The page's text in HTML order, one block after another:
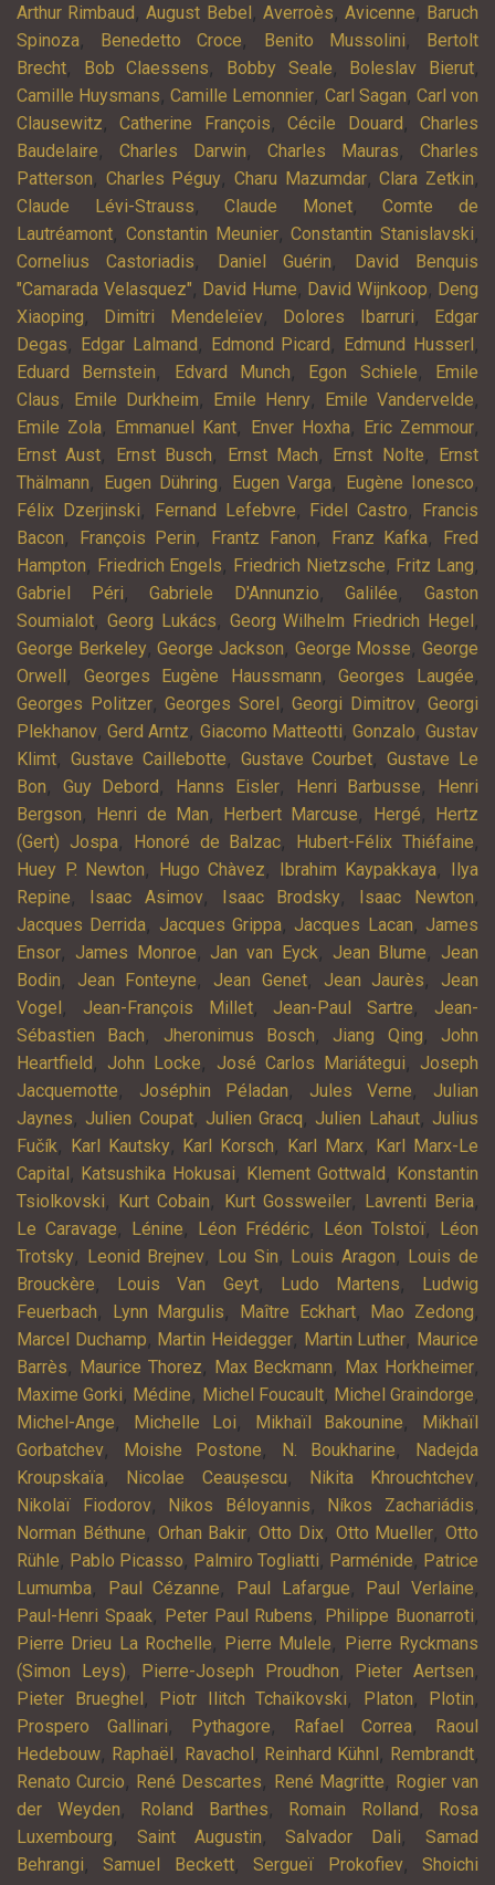
Arthur Rimbaud ,August Bebel , Averroès, Avicenne, Baruch
Spinoza, Benedetto Croce, Benito Mussolini,
Bertolt
Brecht, Bob Claessens, Bobby Seale, Boleslav Bierut,
Camille Huysmans,Camille Lemonnier, Carl Sagan, Carl von
Clausewitz,Catherine François,Cécile Douard ,Charles
Baudelaire, Charles Darwin, Charles Mauras, Charles
Patterson, Charles Péguy,Charu Mazumdar,Clara Zetkin,
Claude Lévi-Strauss,Claude Monet,Comte de
Lautréamont, Constantin Meunier,Constantin Stanislavski,
Cornelius Castoriadis, Daniel Guérin,
David Benquis
"Camarada Velasquez", David Hume, David Wijnkoop, Deng
Xiaoping, Dimitri Mendeleïev, Dolores Ibarruri,
Edgar
Degas, Edgar Lalmand , Edmond Picard , Edmund Husserl ,
Eduard Bernstein, Edvard Munch, Egon Schiele,
Emile
Claus, Emile Durkheim, Emile Henry, Emile Vandervelde,
Emile Zola, Emmanuel Kant, Enver Hoxha, Eric Zemmour,
Ernst Aust, Ernst Busch, Ernst Mach, Ernst Nolte,
Ernst
Thälmann, Eugen Dühring, Eugen Varga, Eugène Ionesco,
Félix Dzerjinski, Fernand Lefebvre, Fidel Castro,
Francis
Bacon, François Perin, Frantz Fanon, Franz Kafka,
Fred
Hampton, Friedrich Engels, Friedrich Nietzsche, Fritz Lang,
Gabriel Péri,Gabriele D'Annunzio,Galilée,Gaston
Soumialot, Georg Lukács, Georg Wilhelm Friedrich Hegel ,
George Berkeley,George Jackson, George Mosse,George
Orwell , Georges Eugène Haussmann,Georges Laugée,
Georges Politzer, Georges Sorel , Georgi Dimitrov, Georgi
Plekhanov,Gerd Arntz, Giacomo Matteotti, Gonzalo,Gustav
Klimt, Gustave Caillebotte, Gustave Courbet,Gustave Le
Bon, Guy Debord , Hanns Eisler, Henri Barbusse,
Henri
Bergson, Henri de Man, Herbert Marcuse, Hergé,
Hertz
(Gert) Jospa, Honoré de Balzac, Hubert-Félix Thiéfaine,
Huey P. Newton, Hugo Chàvez, Ibrahim Kaypakkaya,
Ilya
Repine, Isaac Asimov, Isaac Brodsky, Isaac Newton,
Jacques Derrida, Jacques Grippa, Jacques Lacan, James
Ensor, James Monroe, Jan van Eyck, Jean Blume, Jean
Bodin, Jean Fonteyne, Jean Genet, Jean Jaurès, Jean
Vogel , Jean-François Millet, Jean-Paul Sartre, Jean-
Sébastien Bach, Jheronimus Bosch, Jiang Qing, John
Heartfield , John Locke, José Carlos Mariátegui, Joseph
Jacquemotte, Joséphin Péladan, Jules Verne, Julian
Jaynes, Julien Coupat, Julien Gracq, Julien Lahaut, Julius
Fučík, Karl Kautsky, Karl Korsch, Karl Marx, Karl Marx-Le
Capital , Katsushika Hokusai, Klement Gottwald , Konstantin
Tsiolkovski, Kurt Cobain, Kurt Gossweiler, Lavrenti Beria,
Le Caravage, Lénine, Léon Frédéric, Léon Tolstoï,
Léon
Trotsky, Leonid Brejnev, Lou Sin, Louis Aragon, Louis de
Brouckère, Louis Van Geyt, Ludo Martens,
Ludwig
Feuerbach, Lynn Margulis, Maître Eckhart, Mao Zedong,
Marcel Duchamp, Martin Heidegger, Martin Luther, Maurice
Barrès, Maurice Thorez, Max Beckmann, Max Horkheimer,
Maxime Gorki, Médine, Michel Foucault, Michel Graindorge,
Michel-Ange, Michelle Loi, Mikhaïl Bakounine,
Mikhaïl
Gorbatchev, Moishe Postone, N. Boukharine,
Nadejda
Kroupskaïa, Nicolae Ceaușescu, Nikita Khrouchtchev,
Nikolaï Fiodorov, Nikos Béloyannis, Níkos Zachariádis,
Norman Béthune, Orhan Bakir, Otto Dix, Otto Mueller, Otto
Rühle, Pablo Picasso, Palmiro Togliatti, Parménide, Patrice
Lumumba, Paul Cézanne, Paul Lafargue, Paul Verlaine,
Paul-Henri Spaak, Peter Paul Rubens, Philippe Buonarroti,
Pierre Drieu La Rochelle, Pierre Mulele,
Pierre Ryckmans
(Simon Leys), Pierre-Joseph Proudhon, Pieter Aertsen,
Pieter Brueghel , Piotr Ilitch Tchaïkovski, Platon, Plotin,
Prospero Gallinari, Pythagore, Rafael Correa,
Raoul
Hedebouw, Raphaël , Ravachol , Reinhard Kühnl , Rembrandt,
Renato Curcio, René Descartes, René Magritte, Rogier van
der Weyden, Roland Barthes, Romain Rolland ,
Rosa
Luxembourg, Saint Augustin,Salvador Dali,Samad
Behrangi,Samuel Beckett,Sergueï Prokofiev,Shoichi